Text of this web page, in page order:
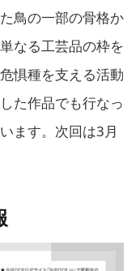
鳥の一部の骨格か
なる工芸品の枠を
惧種を支える活動
た作品でも行なっ
ます。次回は3月